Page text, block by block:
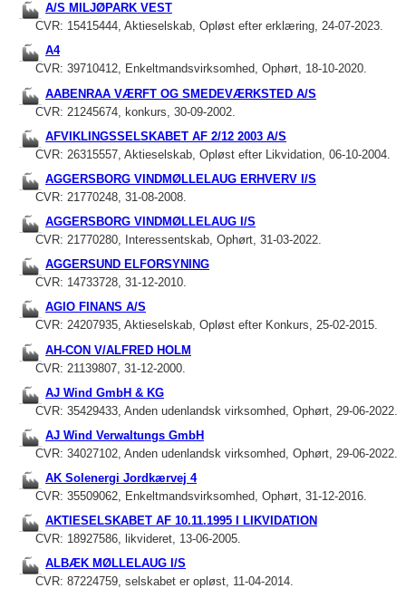
A/S MILJØPARK VEST
CVR: 15415444, Aktieselskab, Opløst efter erklæring, 24-07-2023.
A4
CVR: 39710412, Enkeltmandsvirksomhed, Ophørt, 18-10-2020.
AABENRAA VÆRFT OG SMEDEVÆRKSTED A/S
CVR: 21245674, konkurs, 30-09-2002.
AFVIKLINGSSELSKABET AF 2/12 2003 A/S
CVR: 26315557, Aktieselskab, Opløst efter Likvidation, 06-10-2004.
AGGERSBORG VINDMØLLELAUG ERHVERV I/S
CVR: 21770248, 31-08-2008.
AGGERSBORG VINDMØLLELAUG I/S
CVR: 21770280, Interessentskab, Ophørt, 31-03-2022.
AGGERSUND ELFORSYNING
CVR: 14733728, 31-12-2010.
AGIO FINANS A/S
CVR: 24207935, Aktieselskab, Opløst efter Konkurs, 25-02-2015.
AH-CON V/ALFRED HOLM
CVR: 21139807, 31-12-2000.
AJ Wind GmbH & KG
CVR: 35429433, Anden udenlandsk virksomhed, Ophørt, 29-06-2022.
AJ Wind Verwaltungs GmbH
CVR: 34027102, Anden udenlandsk virksomhed, Ophørt, 29-06-2022.
AK Solenergi Jordkærvej 4
CVR: 35509062, Enkeltmandsvirksomhed, Ophørt, 31-12-2016.
AKTIESELSKABET AF 10.11.1995 I LIKVIDATION
CVR: 18927586, likvideret, 13-06-2005.
ALBÆK MØLLELAUG I/S
CVR: 87224759, selskabet er opløst, 11-04-2014.